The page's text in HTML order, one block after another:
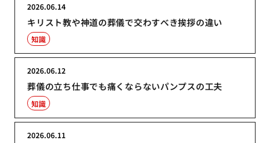
キリスト教や神道の葬儀で交わすべき挨拶の違い
2026.06.14
知識
葬儀の立ち仕事でも痛くならないパンプスの工夫
2026.06.12
知識
2026.06.11